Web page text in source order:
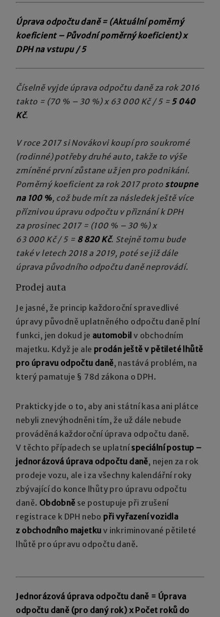
Úprava odpočtu daně = (Aktuální poměrný
koeficient – Původní poměrný koeficient) x
DPH na vstupu / 5
Číselně vyjde úprava odpočtu daně za rok 2016
takto = (70 % – 30 %) x 63 000 Kč / 5 = 5 040
Kč.
V roce 2017 si Novákovi koupí pro soukromé
(rodinné) potřeby druhé auto, takže to výše
zmíněné první zůstane už jen pro podnikání.
Poměrný koeficient za rok 2017 proto stoupne
na 100 %, což bude mít za následek ještě více
příznivou úpravu odpočtu v přiznání k DPH
za prosinec 2017 = (100 % – 30 %) x
63 000 Kč / 5 = 8 820 Kč. Stejně tomu bude
také v letech 2018 a 2019, poté se již dále
úprava původního odpočtu daně neprovádí.
Prodej auta
Je jasné, že princip každoroční spravedlivé
úpravy původně uplatněného odpočtu daně plní
funkci, jen dokud je automobil v obchodním
majetku. Když je ale prodán ještě v pětileté lhůtě
pro úpravu odpočtu daně, nastává problém, na
který pamatuje § 78d zákona o DPH.
Prakticky jde o to, aby ani státní kasa ani plátce
nebyli znevýhodněni tím, že už dále nebude
prováděná každoroční úprava odpočtu daně.
V těchto případech se uplatní speciální postup –
jednorázová úprava odpočtu daně, nejen za rok
prodeje vozu, ale i za všechny kalendářní roky
zbývající do konce lhůty pro úpravu odpočtu
daně. Obdobně se postupuje při zrušení
registrace k DPH nebo při vyřazení vozidla
z obchodního majetku v inkriminované pětileté
lhůtě pro úpravu odpočtu daně.
Jednorázová úprava odpočtu daně = Úprava
odpočtu daně (pro daný rok) x Počet roků do